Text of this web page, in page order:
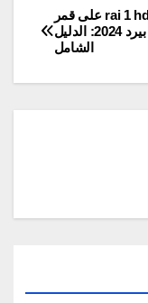
تردد قناه rai 1 hd على قمر
هوت بيرد 2024: الدليل
الشامل